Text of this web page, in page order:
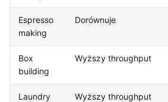
Espresso
making
Dorównuje
Box
building
Wyższy throughput
Laundry
Wyższy throughput